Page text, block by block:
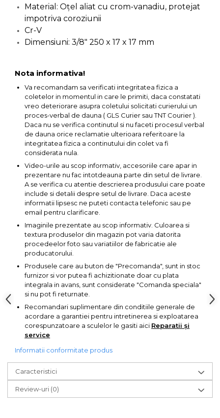
Pat Mobil Auto
Cric Hidraulic
Set / trusa chei tubulare
(combustibil)
Presa Hidraulica Tinichigerie
& Suruburi
Extractor Rulmenti
Cabluri
Pompa transfer lichide
Pompa Aer
Cric Manual
Ulei Hidraulic
Troliu
Palan
Dinamometric
Carucior Scule
Tester Compresie Auto
Truse reparatii anvelope
Material: Oţel aliat cu crom-vanadiu, protejat
impotriva coroziunii
Cr-V
Dimensiuni: 3/8" 250 x 17 x 17 mm
Nota informativa!
Va recomandam sa verificati integritatea fizica a
coletelor in momentul in care le primiti, daca constatati
vreo deteriorare asupra coletului solicitati curierului un
proces-verbal de dauna ( GLS Curier sau TNT Courier ).
Daca nu se verifica continutul si nu faceti procesul verbal
de dauna orice reclamatie ulterioara referitoare la
integritatea fizica a continutului din colet va fi
considerata nula.
Video-urile au scop informativ, accesoriile care apar in
prezentare nu fac intotdeauna parte din setul de livrare.
A se verifica cu atentie descrierea produsului care poate
include si detalii despre setul de livrare. Daca aceste
informatii lipsesc ne puteti contacta telefonic sau pe
email pentru clarificare.
Imaginile prezentate au scop informativ. Culoarea si
textura produselor din magazin pot varia datorita
procedeelor foto sau variatiilor de fabricatie ale
producatorului.
Produsele care au buton de "Precomanda", sunt in stoc
furnizor si vor putea fi achizitionate doar cu plata
integrala in avans, sunt considerate "Comanda speciala"
si nu pot fi returnate.
Recomandari suplimentare din conditiile generale de
acordare a garantiei pentru intretinerea si exploatarea
corespunzatoare a sculelor le gasiti aici Reparatii și
service
Informatii conformitate produs
Caracteristici
Review-uri (0)